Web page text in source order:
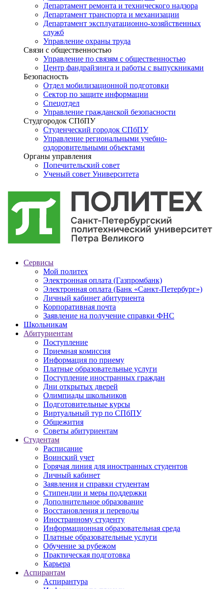
Департамент ремонта и технического надзора
Департамент транспорта и механизации
Департамент эксплуатационно-хозяйственных
служб
Управление охраны труда
Связи с общественностью
Управление по связям с общественностью
Центр фандрайзинга и работы с выпускниками
Безопасность
Отдел мобилизационной подготовки
Сектор по защите информации
Спецотдел
Управление гражданской безопасности
Студгородок СПбПУ
Студенческий городок СПбПУ
Управление региональными учебно-
оздоровительными объектами
Органы управления
Попечительский совет
Ученый совет Университета
Сервисы
Мой политех
Электронная оплата (Газпромбанк)
Электронная оплата (Банк «Санкт-Петербург»)
Личный кабинет абитуриента
Корпоративная почта
Заявление на получение справки ФНС
Школьникам
Абитуриентам
Поступление
Приемная комиссия
Информация по приему
Платные образовательные услуги
Поступление иностранных граждан
Дни открытых дверей
Олимпиады школьников
Подготовительные курсы
Виртуальный тур по СПбПУ
Общежития
Советы абитуриентам
Студентам
Расписание
Воинский учет
Горячая линия для иностранных студентов
Личный кабинет
Заявления и справки студентам
Стипендии и меры поддержки
Дополнительное образование
Восстановления и переводы
Иностранному студенту
Информационная образовательная среда
Платные образовательные услуги
Обучение за рубежом
Практическая подготовка
Карьера
Аспирантам
Аспирантура